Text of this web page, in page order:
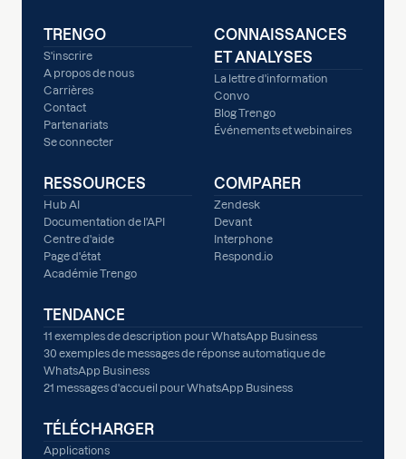
TRENGO
S'inscrire
A propos de nous
Carrières
Contact
Partenariats
Se connecter
CONNAISSANCES
ET ANALYSES
La lettre d'information
Convo
Blog Trengo
Événements et webinaires
RESSOURCES
Hub AI
Documentation de l'API
Centre d'aide
Page d'état
Académie Trengo
COMPARER
Zendesk
Devant
Interphone
Respond.io
TENDANCE
11 exemples de description pour WhatsApp Business
30 exemples de messages de réponse automatique de
WhatsApp Business
21 messages d'accueil pour WhatsApp Business
TÉLÉCHARGER
Applications